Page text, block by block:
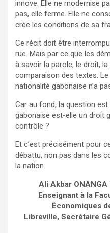
innove. Elle ne modernise
pas, elle ferme. Elle ne
crée les conditions de sa
Ce récit doit être
rue. Mais par ce que les
à savoir la parole, le droit,
comparaison des textes.
nationalité gabonaise n’a
Car au fond, la question
gabonaise est-elle un droit
contrôle ?
Et c’est précisément pour
débattu, non pas dans les
la nation.
Ali Akbar ONANGA
Enseignant à la
Économiques
Libreville, Secrétaire